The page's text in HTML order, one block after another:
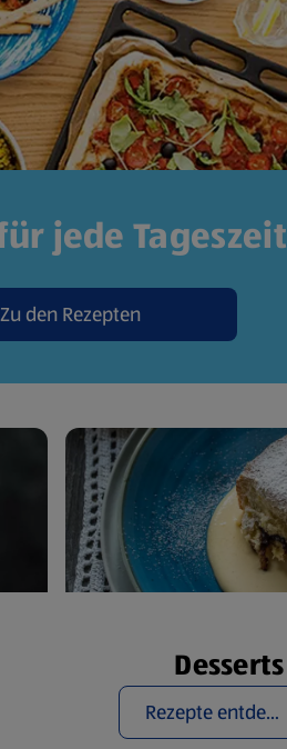
jede Tageszeit
Zu den Rezepten
Desserts
Rezepte entdecken